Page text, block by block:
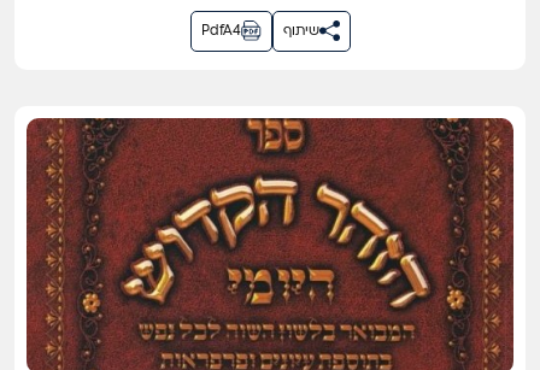
PdfA4 שיתוף